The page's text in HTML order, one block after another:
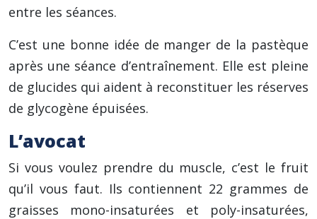
entre les séances.
C’est une bonne idée de manger de la pastèque
après une séance d’entraînement. Elle est pleine
de glucides qui aident à reconstituer les réserves
de glycogène épuisées.
L’avocat
Si vous voulez prendre du muscle, c’est le fruit
qu’il vous faut. Ils contiennent 22 grammes de
graisses mono-insaturées et poly-insaturées,